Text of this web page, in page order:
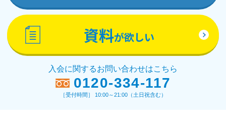
資料が欲しい
入会に関するお問い合わせはこちら
0120-334-117
［受付時間］ 10:00～21:00（土日祝含む）